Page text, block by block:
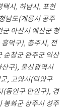
택시, 하남시, 포천
남도(계룡시 공주
아산시 예산군 청
덕구), 충주시, 전
순창군 완주군 익산
구), 울산광역시
, 고양시(덕양구
(동안구 만안구), 경
봉화군 상주시 성주